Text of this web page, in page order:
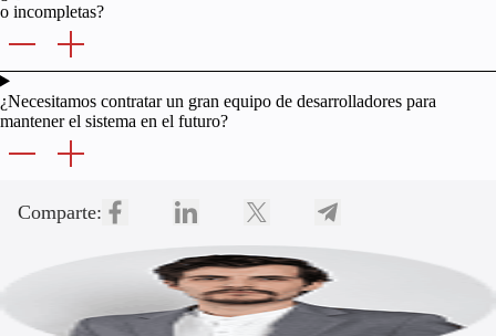
o incompletas?
¿Necesitamos contratar un gran equipo de desarrolladores para
mantener el sistema en el futuro?
Comparte: